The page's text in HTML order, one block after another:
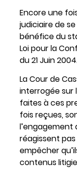
Encore une
judiciaire de
bénéfice du
Loi pour la
du 21 Juin
La Cour de
interrogée
faites à ces
fois reçues,
l’engagement
réagissent
empêcher
contenus